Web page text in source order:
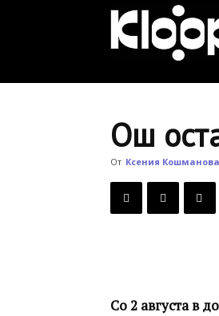
Ош
От Ксения Кошманова
Со 2 августа в